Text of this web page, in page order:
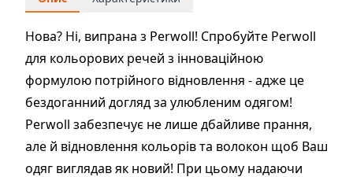
Нова? Ні, випрана з Perwoll! Спробуйте Perwoll
для кольорових речей з інноваційною
формулою потрійного відновлення - адже це
бездоганний догляд за улюбленим одягом!
Perwoll забезпечує не лише дбайливе прання,
але й відновлення кольорів та волокон щоб Ваш
одяг виглядав як новий! При цьому надаючи